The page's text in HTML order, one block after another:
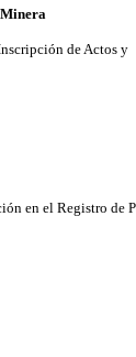
de Actos y
en el Registro de